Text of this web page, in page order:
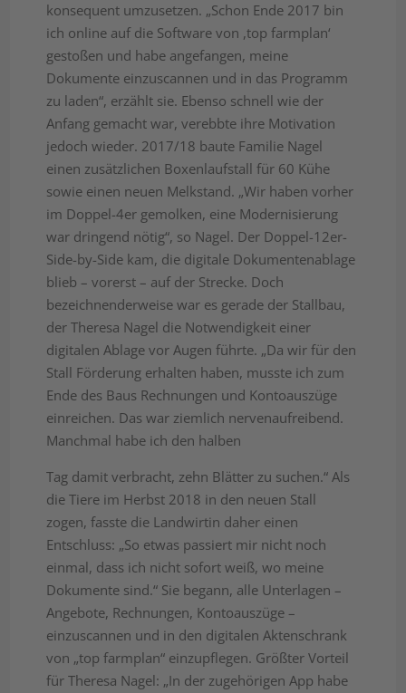
konsequent umzusetzen. „Schon Ende 2017 bin
ich online auf die Software von ,top farmplan‘
gestoßen und habe angefangen, meine
Dokumente einzuscannen und in das Programm
zu laden“, erzählt sie. Ebenso schnell wie der
Anfang gemacht war, verebbte ihre Motivation
jedoch wieder. 2017/18 baute Familie Nagel
einen zusätzlichen Boxenlaufstall für 60 Kühe
sowie einen neuen Melkstand. „Wir haben vorher
im Doppel-4er gemolken, eine Modernisierung
war dringend nötig“, so Nagel. Der Doppel-12er-
Side-by-Side kam, die digitale Dokumentenablage
blieb – vorerst – auf der Strecke. Doch
bezeichnenderweise war es gerade der Stallbau,
der Theresa Nagel die Notwendigkeit einer
digitalen Ablage vor Augen führte. „Da wir für den
Stall Förderung erhalten haben, musste ich zum
Ende des Baus Rechnungen und Kontoauszüge
einreichen. Das war ziemlich nervenaufreibend.
Manchmal habe ich den halben
Tag damit verbracht, zehn Blätter zu suchen.“ Als
die Tiere im Herbst 2018 in den neuen Stall
zogen, fasste die Landwirtin daher einen
Entschluss: „So etwas passiert mir nicht noch
einmal, dass ich nicht sofort weiß, wo meine
Dokumente sind.“ Sie begann, alle Unterlagen –
Angebote, Rechnungen, Kontoauszüge –
einzuscannen und in den digitalen Aktenschrank
von „top farmplan“ einzupflegen. Größter Vorteil
für Theresa Nagel: „In der zugehörigen App habe